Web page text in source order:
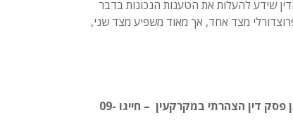
שידע להעלות את הטענות הנכונות בדבר
מצד אחד, אך מאוד משפיע מצד שני,
לקבלת פרטים נוספים או לקבלת יעוץ משפטי בנוגע להגשת בקשה למתן פסק דין הצהרתי במקרקעין – חייגו 09-